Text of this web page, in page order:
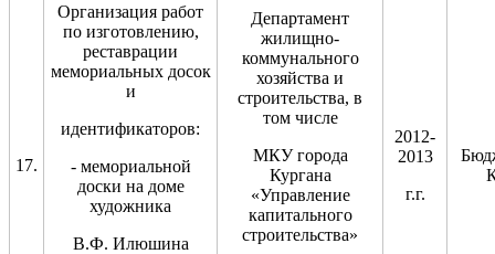
17.
Организация работ
по изготовлению,
реставрации
мемориальных досок
и
идентификаторов:
- мемориальной
доски на доме
художника
В.Ф. Илюшина
Департамент
жилищно-
коммунального
хозяйства и
строительства, в
том числе
МКУ города
Кургана
«Управление
капитального
строительства»
2012-
2013
г.г.